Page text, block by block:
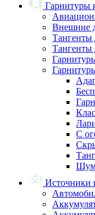
Гарнитуры
Внешние
Тангенты
Тангенты
С
Источники